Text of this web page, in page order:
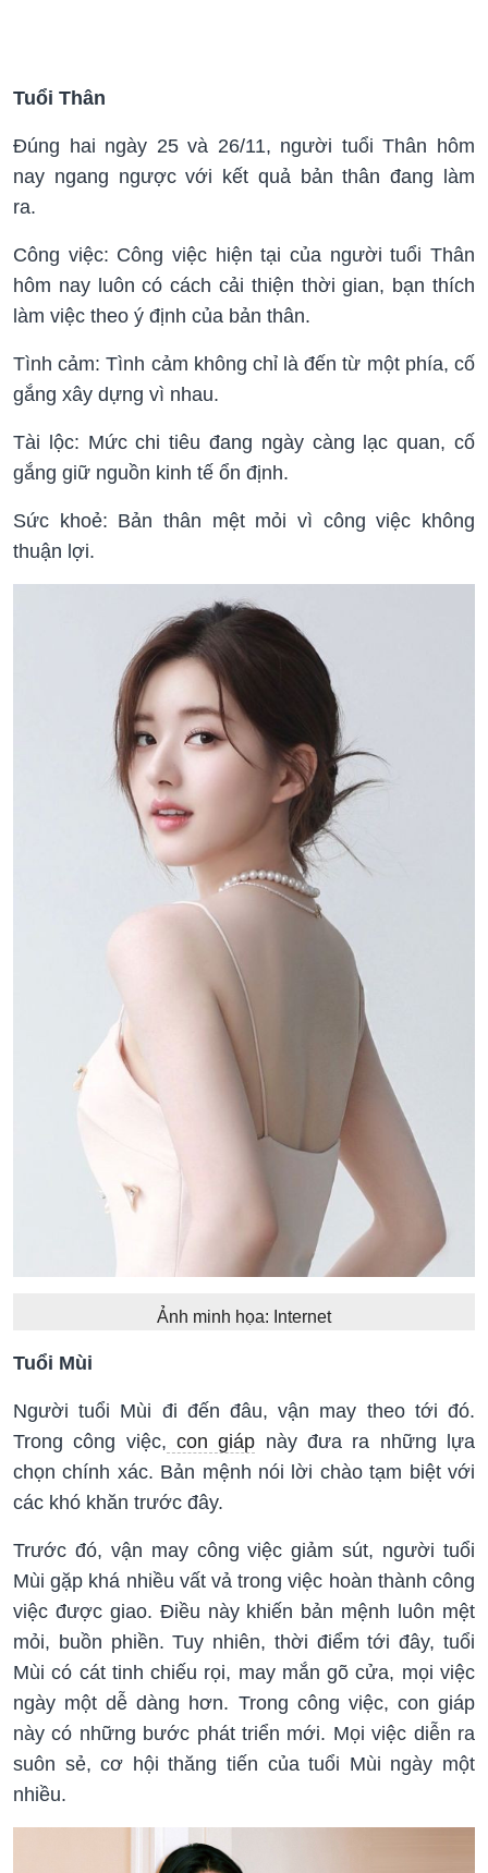
Tuổi Thân
Đúng hai ngày 25 và 26/11, người tuổi Thân hôm
nay ngang ngược với kết quả bản thân đang làm
ra.
Công việc: Công việc hiện tại của người tuổi Thân
hôm nay luôn có cách cải thiện thời gian, bạn thích
làm việc theo ý định của bản thân.
Tình cảm: Tình cảm không chỉ là đến từ một phía, cố
gắng xây dựng vì nhau.
Tài lộc: Mức chi tiêu đang ngày càng lạc quan, cố
gắng giữ nguồn kinh tế ổn định.
Sức khoẻ: Bản thân mệt mỏi vì công việc không
thuận lợi.
Ảnh minh họa: Internet
Tuổi Mùi
Người tuổi Mùi đi đến đâu, vận may theo tới đó.
Trong công việc, con giáp này đưa ra những lựa
chọn chính xác. Bản mệnh nói lời chào tạm biệt với
các khó khăn trước đây.
Trước đó, vận may công việc giảm sút, người tuổi
Mùi gặp khá nhiều vất vả trong việc hoàn thành công
việc được giao. Điều này khiến bản mệnh luôn mệt
mỏi, buồn phiền. Tuy nhiên, thời điểm tới đây, tuổi
Mùi có cát tinh chiếu rọi, may mắn gõ cửa, mọi việc
ngày một dễ dàng hơn. Trong công việc, con giáp
này có những bước phát triển mới. Mọi việc diễn ra
suôn sẻ, cơ hội thăng tiến của tuổi Mùi ngày một
nhiều.